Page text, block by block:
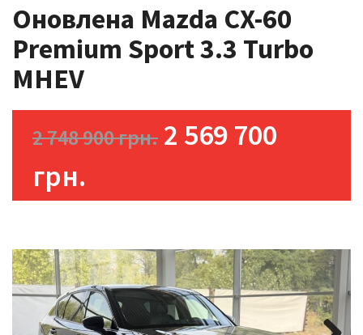
Оновлена Mazda CX-60
Premium Sport 3.3 Turbo
MHEV
2 748 900 грн. 2 569 700
грн.